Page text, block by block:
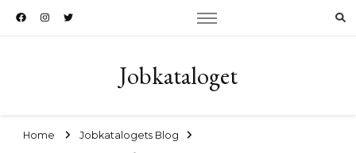
Jobkataloget
Home
Jobkatalogets Blog